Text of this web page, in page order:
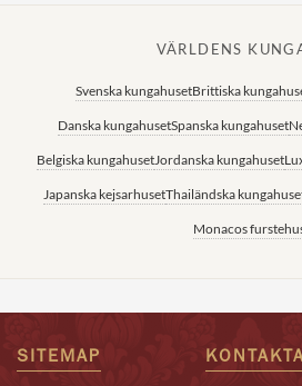
VÄRLDENS
Svenska kungahusetBrittiska
Danska kungahusetSpanska kungahuset
Belgiska kungahusetJordanska kungahuset
Japanska kejsarhusetThailändska
Monacos
SITEMAP